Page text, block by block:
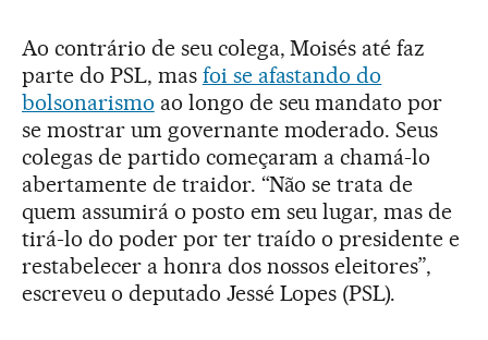
Ao contrário de seu colega, Moisés até faz
parte do PSL, mas foi se afastando do
bolsonarismo ao longo de seu mandato por
se mostrar um governante moderado. Seus
colegas de partido começaram a chamá-lo
abertamente de traidor. “Não se trata de
quem assumirá o posto em seu lugar, mas de
tirá-lo do poder por ter traído o presidente e
restabelecer a honra dos nossos eleitores”,
escreveu o deputado Jessé Lopes (PSL).